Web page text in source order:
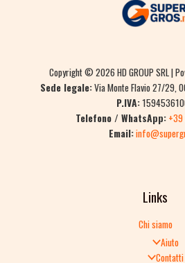
Copyright © 2026 HD GROUP SRL |
Sede legale:Via Monte Flavio 27/29,
P.IVA:
Telefono / WhatsApp:
Email:
Links
Chi siamo
Aiuto
Contatti